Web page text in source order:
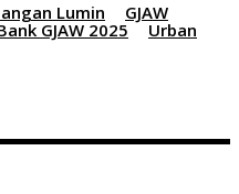
Lumin
GJAW
GJAW 2025 Urban